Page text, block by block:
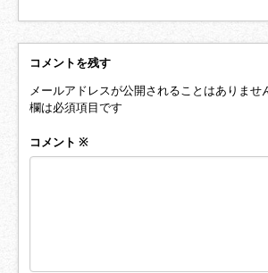
コメントを残す
メールアドレスが公開されることはありませ
欄は必須項目です
コメント ※